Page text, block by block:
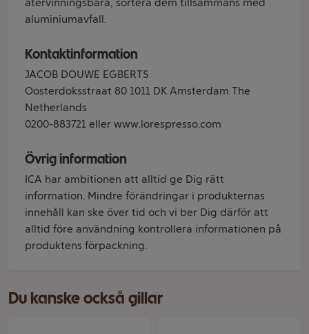
aluminiumavfall.
Kontaktinformation
JACOB DOUWE EGBERTS
Oosterdoksstraat 80 1011 DK Amsterdam The
Netherlands
0200-883721 eller www.lorespresso.com
Övrig information
ICA har ambitionen att alltid ge Dig rätt
information. Mindre förändringar i produkternas
innehåll kan ske över tid och vi ber Dig därför att
alltid före användning kontrollera informationen på
produktens förpackning.
Du kanske också gillar